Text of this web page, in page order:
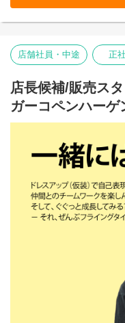
お客様だけでなく、スタ
Flying Tiger Copenhagen
ららぽーとTOKYO-BAY
せんか。
■お店の雰囲気はブログ
https://
copenhagen/shop/
店舗社員・中途 正
店長候補/販売ス
ガーコペンハー